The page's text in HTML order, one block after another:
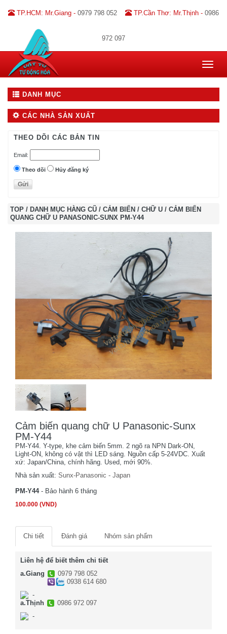
TP.HCM: Mr.Giang - 0979 798 052 TP.Cần Thơ: Mr.Thịnh - 0986
972 097
Toggle
DANH MỤC
CÁC NHÀ SẢN XUẤT
THEO DÕI CÁC BẢN TIN
Email:
Theo dõi Hủy đăng ký
TOP / DANH MỤC HÀNG CŨ / CẢM BIẾN / CHỮ U / CẢM BIẾN
QUANG CHỮ U PANASONIC-SUNX PM-Y44
Cảm biến quang chữ U Panasonic-Sunx
PM-Y44
PM-Y44. Y-type, khe cảm biến 5mm. 2 ngõ ra NPN Dark-ON,
Light-ON, không có vật thì LED sáng. Nguồn cấp 5-24VDC. Xuất
xứ: Japan/China, chính hãng. Used, mới 90%.
Nhà sản xuất: Sunx-Panasonic - Japan
PM-Y44- Bảo hành 6 tháng
100.000 (VND)
Chi tiết Đánh giá Nhóm sản phẩm
Liên hệ để biết thêm chi tiết
a.Giang
0979 798 052
0938 614 680
-
a.Thịnh
0986 972 097
-